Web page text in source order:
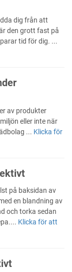
dig från att
den grott fast på
tid för dig. ...
av produkter
eller inte när
... Klicka för
på baksidan av
en blandning av
och torka sedan
Klicka för att